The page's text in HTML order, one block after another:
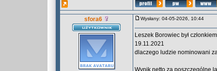
sfora6 Wysłany: 04-05-2026, 10:44
Leszek Borowiec był
19.11.2021
dlaczego ludzie nominowani
Wynik netto za poszczególne